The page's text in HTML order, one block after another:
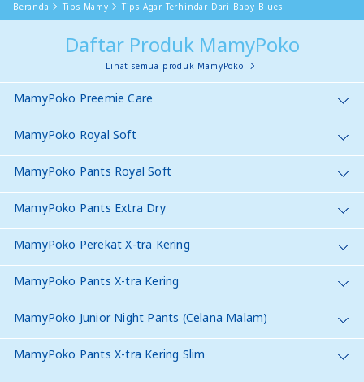
Beranda Tips Mamy Tips Agar Terhindar Dari Baby Blues
Daftar Produk MamyPoko
Lihat semua produk MamyPoko
MamyPoko Preemie Care
MamyPoko Royal Soft
MamyPoko Pants Royal Soft
MamyPoko Pants Extra Dry
MamyPoko Perekat X-tra Kering
MamyPoko Pants X-tra Kering
MamyPoko Junior Night Pants (Celana Malam)
MamyPoko Pants X-tra Kering Slim